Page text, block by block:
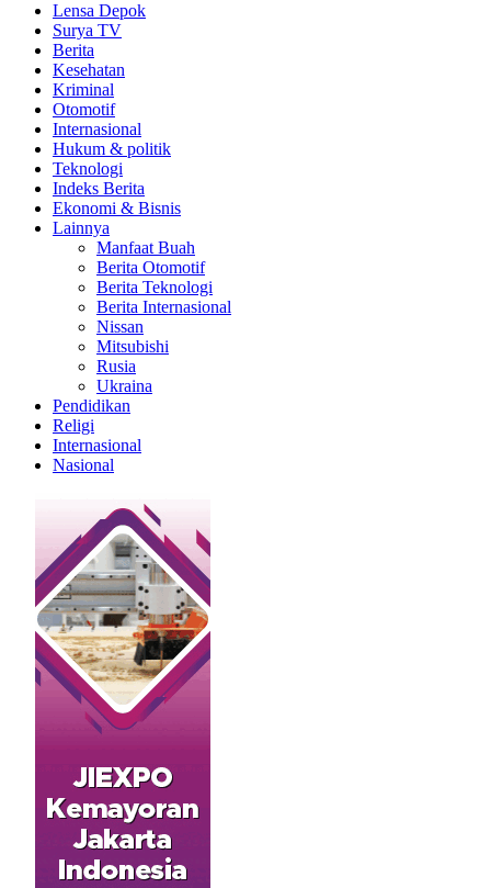
Lensa Depok
Surya TV
Berita
Kesehatan
Kriminal
Otomotif
Internasional
Hukum & politik
Teknologi
Indeks Berita
Ekonomi & Bisnis
Lainnya
Manfaat Buah
Berita Otomotif
Berita Teknologi
Berita Internasional
Nissan
Mitsubishi
Rusia
Ukraina
Pendidikan
Religi
Internasional
Nasional